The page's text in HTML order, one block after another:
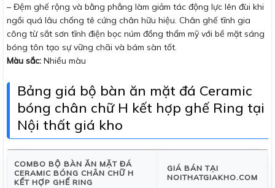
– Đệm ghế rộng và bằng phẳng làm giảm tác động lực lên đùi khi
ngồi quá lâu chống tê cứng chân hữu hiệu. Chân ghế tĩnh gia
công từ sắt sơn tĩnh điện bọc núm đồng thẩm mỹ với bề mặt sáng
bóng tôn tạo sự vững chãi và bám sàn tốt.
Màu sắc: Nhiều màu
Bảng giá bộ bàn ăn mặt đá Ceramic
bóng chân chữ H kết hợp ghế Ring tại
Nội thất giá kho
COMBO BỘ BÀN ĂN MẶT ĐÁ
CERAMIC BÓNG CHÂN CHỮ H
KẾT HỢP GHẾ RING
GIÁ BÁN TẠI
NOITHATGIAKHO.COM